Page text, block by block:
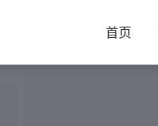
首页